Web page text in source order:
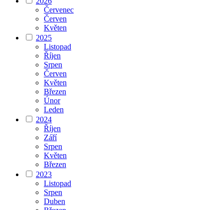
Červenec
Červen
Květen
2025
Listopad
Říjen
Srpen
Červen
Květen
Březen
Únor
Leden
2024
Říjen
Září
Srpen
Květen
Březen
2023
Listopad
Srpen
Duben